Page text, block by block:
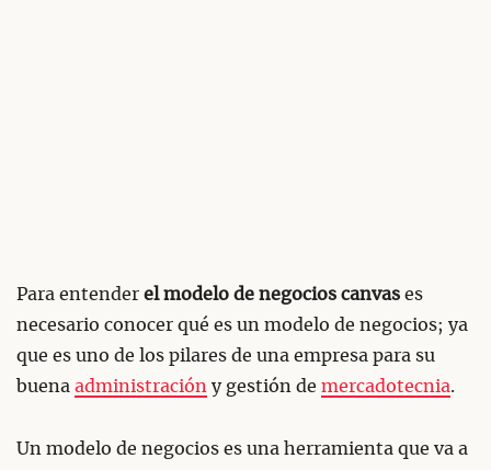
Para entender el modelo de negocios canvas es
necesario conocer qué es un modelo de negocios; ya
que es uno de los pilares de una empresa para su
buena administración y gestión de mercadotecnia.
Un modelo de negocios es una herramienta que va a